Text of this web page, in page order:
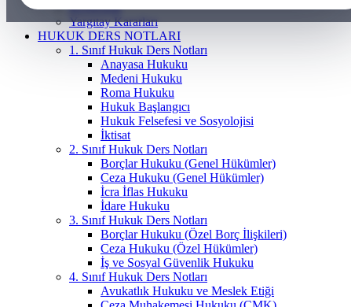
KOSGEB
Yargıtay Kararları
HUKUK DERS NOTLARI
1. Sınıf Hukuk Ders Notları
Anayasa Hukuku
Medeni Hukuku
Roma Hukuku
Hukuk Başlangıcı
Hukuk Felsefesi ve Sosyolojisi
İktisat
2. Sınıf Hukuk Ders Notları
Borçlar Hukuku (Genel Hükümler)
Ceza Hukuku (Genel Hükümler)
İcra İflas Hukuku
İdare Hukuku
3. Sınıf Hukuk Ders Notları
Borçlar Hukuku (Özel Borç İlişkileri)
Ceza Hukuku (Özel Hükümler)
İş ve Sosyal Güvenlik Hukuku
4. Sınıf Hukuk Ders Notları
Avukatlık Hukuku ve Meslek Etiği